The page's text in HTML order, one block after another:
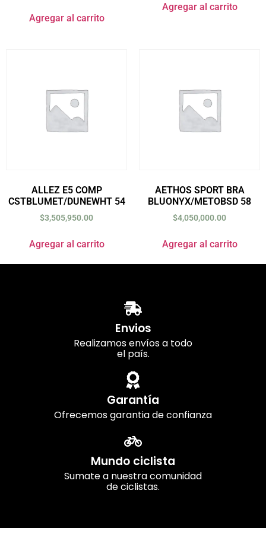
Agregar al carrito
Agregar al carrito
ALLEZ E5 COMP
CSTBLUMET/DUNEWHT 54
$3,505,950.00
Agregar al carrito
AETHOS SPORT BRA
BLUONYX/METOBSD 58
$4,050,000.00
Agregar al carrito
Envios
Realizamos envíos a todo
el país.
Garantía
Ofrecemos garantia de confianza
Mundo ciclista
Sumate a nuestra comunidad
de ciclistas.